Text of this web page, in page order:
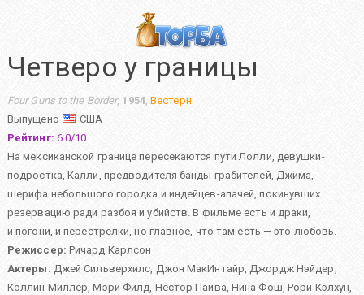
Четверо у границы
Four Guns to the Border, 1954,Вестерн
Выпущено
США
Рейтинг: 6.0/10
На мексиканской границе пересекаются пути Лолли, девушки-
подростка, Калли, предводителя банды грабителей, Джима,
шерифа небольшого городка и индейцев-апачей, покинувших
резервацию ради разбоя и убийств. В фильме есть и драки,
и погони, и перестрелки, но главное, что там есть — это любовь.
Режиссер: Ричард Карлсон
Актеры: Джей Сильверхилс, Джон МакИнтайр,Джордж Нэйдер,
Коллин Миллер,Мэри Филд, Нестор Пайва, Нина Фош, Рори Кэлхун,